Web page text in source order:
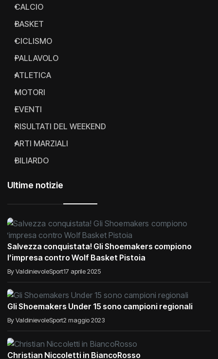
CALCIO
BASKET
CICLISMO
PALLAVOLO
ATLETICA
MOTORI
EVENTI
RISULTATI DEL WEEKEND
ARTI MARZIALI
BILIARDO
Ultime notizie
Salvezza conquistata! Gli Shoemakers compiono
l’impresa contro Wolf Basket Pistoia
By ValdinievoleSport17 aprile 2025
Gli Shoemakers Under 15 sono campioni regionali
By ValdinievoleSport2 maggio 2023
Christian Niccoletti in BiancoRosso